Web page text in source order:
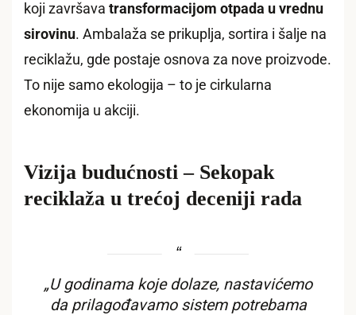
koji završava transformacijom otpada u vrednu
sirovinu. Ambalaža se prikuplja, sortira i šalje na
reciklažu, gde postaje osnova za nove proizvode.
To nije samo ekologija – to je cirkularna
ekonomija u akciji.
Vizija budućnosti – Sekopak
reciklaža u trećoj deceniji rada
„U godinama koje dolaze, nastavićemo
da prilagođavamo sistem potrebama